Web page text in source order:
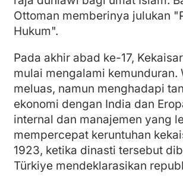
Ottoman memberinya julukan
Hukum".
Pada akhir abad ke-17,
mulai mengalami kemunduran.
meluas, namun menghadapi
ekonomi dengan India dan
internal dan manajemen yang
mempercepat keruntuhan
1923, ketika dinasti tersebut
Türkiye mendeklarasikan